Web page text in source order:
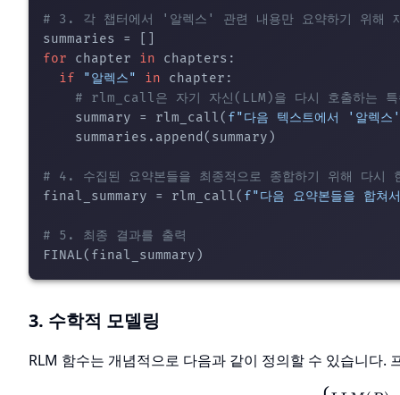
# 3. 각 챕터에서 '알렉스' 관련 내용만 요약하기 위해
for chapter in chapters:
if
"알렉스" in chapter:
# rlm_call은 자기 자신(LLM)을 다시 호출하는 특
    summary = rlm_call(
f"다음 텍스트에서 '알렉
    summaries.append(summary)
# 4. 수집된 요약본들을 최종적으로 종합하기 위해 다시
final_summary = rlm_call( f"다음 요약본들을 합쳐
# 5. 최종 결과를 출력
3. 수학적 모델링
RLM 함수는 개념적으로 다음과 같이 정의할 수 있습니다.